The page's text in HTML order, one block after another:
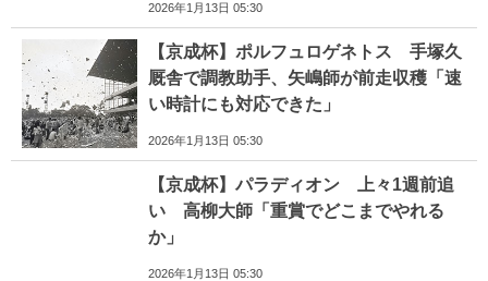
2026年1月13日 05:30
【京成杯】ポルフュロゲネトス 手塚久
厩舎で調教助手、矢嶋師が前走収穫「速
い時計にも対応できた」
2026年1月13日 05:30
【京成杯】パラディオン 上々1週前追
い 高柳大師「重賞でどこまでやれる
か」
2026年1月13日 05:30